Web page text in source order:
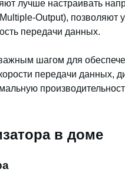
лучше настраивать
Output), позволяют
передачи данных.
шагом для
передачи данных,
в доме